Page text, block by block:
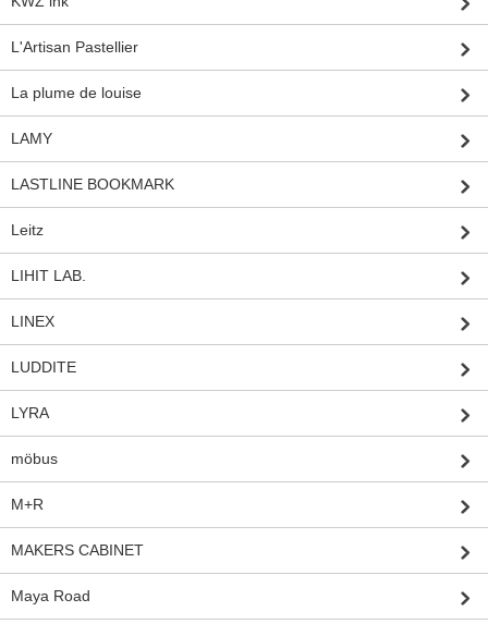
L'Artisan Pastellier
La plume de louise
LAMY
LASTLINE BOOKMARK
Leitz
LIHIT LAB.
LINEX
LUDDITE
LYRA
möbus
M+R
MAKERS CABINET
Maya Road